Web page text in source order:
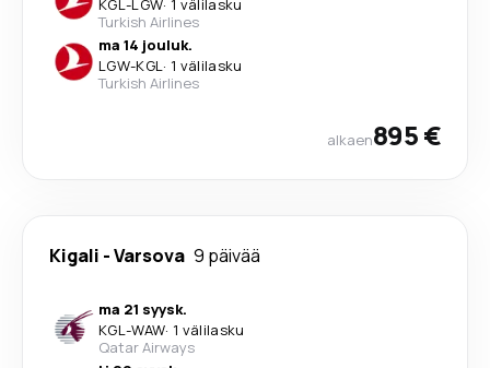
KGL-LGW· 1 välilasku
Turkish Airlines
ma 14 jouluk.
LGW-KGL· 1 välilasku
Turkish Airlines
alkaen895 €
Kigali -Varsova 9 päivää
ma 21 syysk.
KGL-WAW· 1 välilasku
Qatar Airways